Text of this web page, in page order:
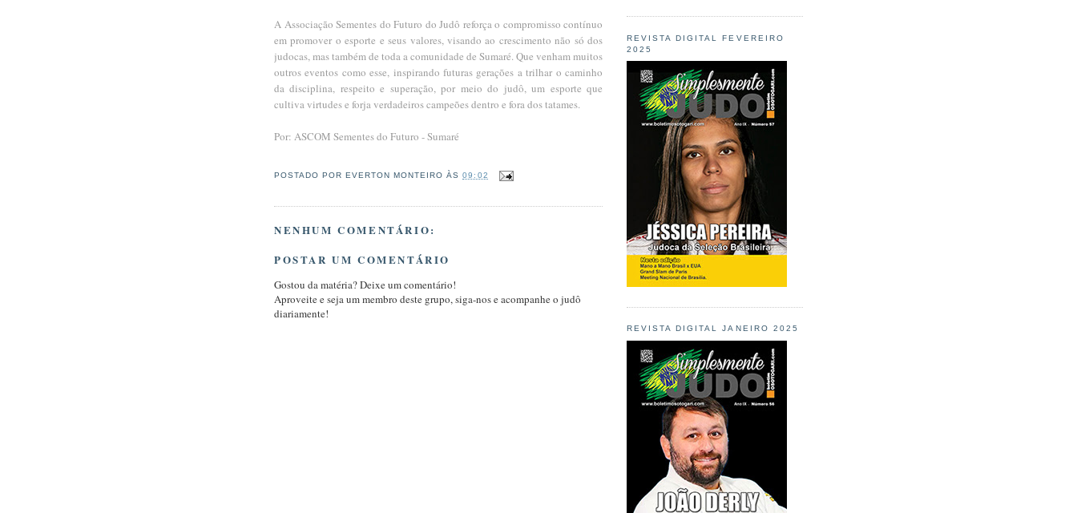
A Associação Sementes do Futuro do Judô reforça o compromisso contínuo
em promover o esporte e seus valores, visando ao crescimento não só dos
judocas, mas também de toda a comunidade de Sumaré. Que venham muitos
outros eventos como esse, inspirando futuras gerações a trilhar o caminho
da disciplina, respeito e superação, por meio do judô, um esporte que
cultiva virtudes e forja verdadeiros campeões dentro e fora dos tatames.
Por: ASCOM Sementes do Futuro - Sumaré
POSTADO POR EVERTON MONTEIRO ÀS09:02
NENHUM COMENTÁRIO:
POSTAR UM COMENTÁRIO
Gostou da matéria? Deixe um comentário!
Aproveite e seja um membro deste grupo, siga-nos e acompanhe o judô
diariamente!
REVISTA DIGITAL FEVEREIRO
2025
REVISTA DIGITAL JANEIRO 2025